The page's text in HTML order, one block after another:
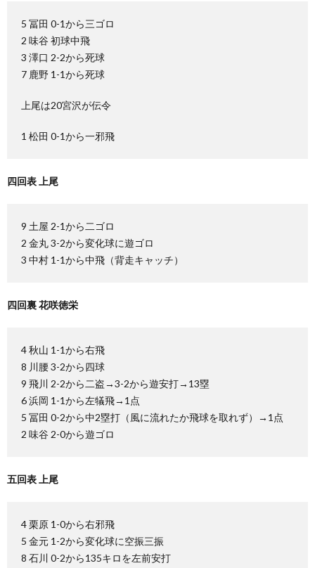
5 冨田 0-1から三ゴロ
2 味谷 初球中飛
3 澤口 2-2から死球
7 鹿野 1-1から死球
上尾は20宮沢が伝令
1 松田 0-1から一邪飛
四回表 上尾
9 土屋 2-1から二ゴロ
2 金丸 3-2から変化球に遊ゴロ
3 中村 1-1から中飛（背走キャッチ）
四回裏 花咲徳栄
4 秋山 1-1から右飛
8 川腰 3-2から四球
9 飛川 2-2から二盗→3-2から遊安打→13塁
6 浜岡 1-1から左犠飛→1点
5 冨田 0-2から中2塁打（風に流れたか飛球を取れず）→1点
2 味谷 2-0から遊ゴロ
五回表 上尾
4 栗原 1-0から右邪飛
5 金元 1-2から変化球に空振三振
8 石川 0-2から135キロを左前安打